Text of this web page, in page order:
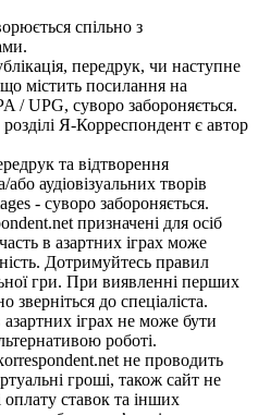
спільно з
передрук, чи наступне
містить посилання на
/ UPG, суворо забороняється.
Я-Корреспондент є автор
та відтворення
аудіовізуальних творів
- суворо забороняється.
призначені для осіб
в азартних іграх може
Дотримуйтесь правил
гри. При виявленні перших
зверніться до спеціаліста.
іграх не може бути
роботі.
не проводить
гроші, також сайт не
ставок та інших